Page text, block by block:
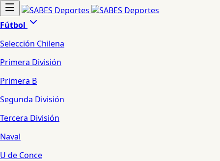
Fútbol
Selección Chilena
Primera División
Primera B
Segunda División
Tercera División
Naval
U de Conce